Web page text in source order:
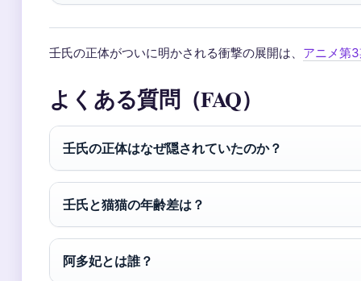
壬氏の正体がついに明かされる衝撃の展開は、 アニメ第
よくある質問（FAQ）
壬氏の正体はなぜ隠されていたのか？
壬氏と猫猫の年齢差は？
阿多妃とは誰？